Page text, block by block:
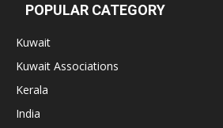
POPULAR CATEGORY
Kuwait
Kuwait Associations
Kerala
India